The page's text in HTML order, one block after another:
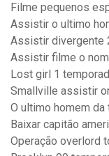
Filme pequenos
Assistir o ultimo
Assistir divergente
Assistir filme o
Lost girl 1
Smallville assistir
O ultimo homem
Baixar capitão
Operação overlord